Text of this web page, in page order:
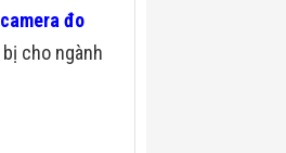
camera đo
cho ngành